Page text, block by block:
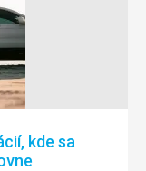
kde sa